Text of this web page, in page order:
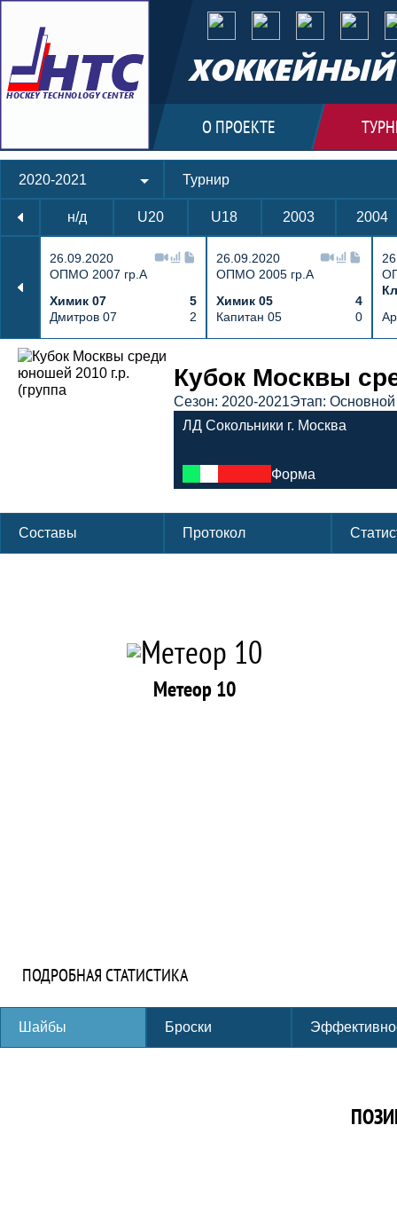
ХОККЕЙНЫЙ
О ПРОЕКТЕ
2020-2021 Турнир
н/д U20 U18 2003 2004
26.09.2020
ОПМО 2007 гр.А
Химик 07
5
Дмитров 07
2
26.09.2020
ОПМО 2005 гр.А
Химик 05
4
Капитан 05
0
Протокол и события матча Метеор
Кубок Москвы
Сезон: 2020-2021Этап: Основной
ЛД Сокольники г. Москва
Форма
Составы Протокол
Метеор 10
ПОДРОБНАЯ СТАТИСТИКА
Шайбы Броски